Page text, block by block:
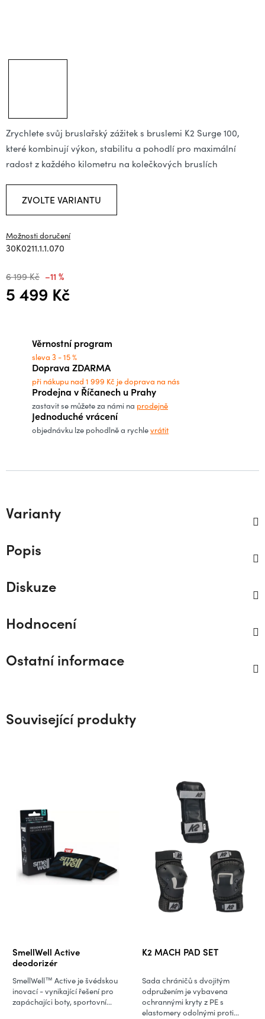
Zrychlete svůj bruslařský zážitek s bruslemi K2 Surge 100,
které kombinují výkon, stabilitu a pohodlí pro maximální
radost z každého kilometru na kolečkových bruslích
ZVOLTE VARIANTU
Možnosti doručení
30K0211.1.1.070
6 199 Kč –11 %
5 499 Kč
Věrnostní program
sleva 3 - 15 %
Doprava ZDARMA
při nákupu nad 1 999 Kč je doprava na nás
Prodejna v Říčanech u Prahy
zastavit se můžete za námi na prodejně
Jednoduché vrácení
objednávku lze pohodlně a rychlevrátit
Varianty
Popis
Diskuze
Hodnocení
Ostatní informace
Související produkty
SmellWell Active
deodorizér
SmellWell™ Active je švédskou
inovací - vynikající řešení pro
zapáchajíci boty, sportovní...
K2 MACH PAD SET
Sada chráničů s dvojitým
odpružením je vybavena
ochrannými kryty z PE s
elastomery odolnými proti...